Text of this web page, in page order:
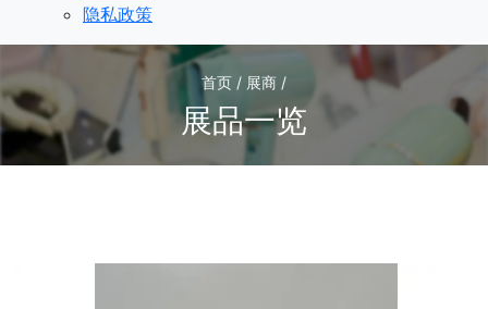
隐私政策
首页 / 展商 /
展品一览